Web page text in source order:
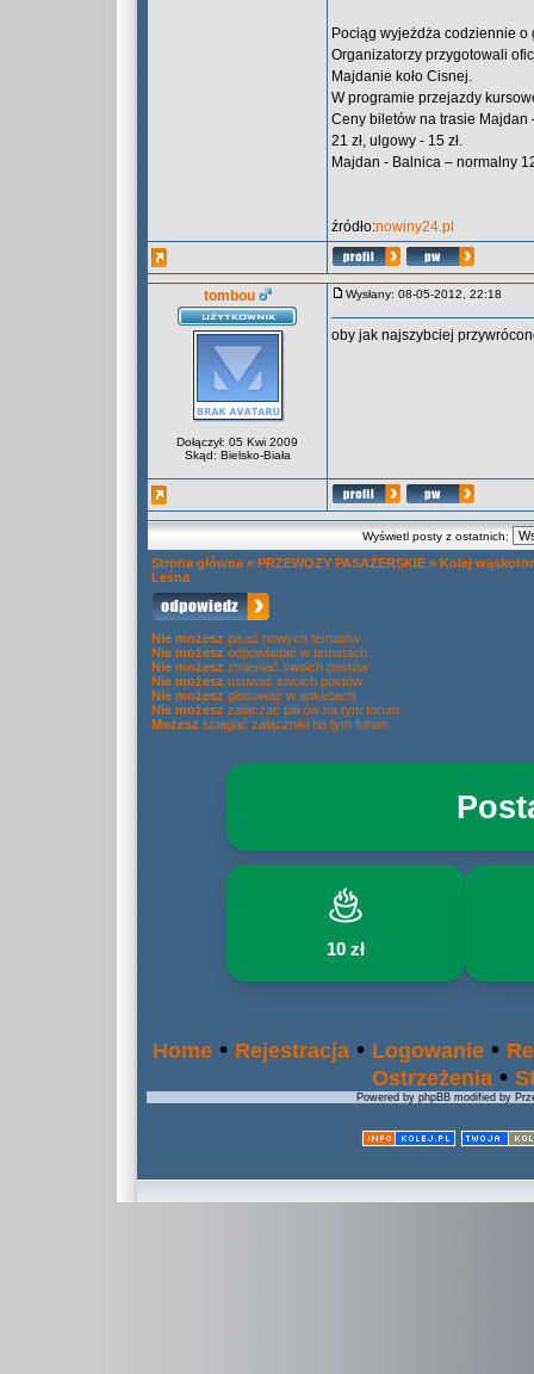
Pociąg wyjeżdża codziennie o
Organizatorzy przygotowali
Majdanie koło Cisnej.
W programie przejazdy
Ceny biletów na trasie Majdan
21 zł, ulgowy - 15 zł.
Majdan - Balnica – normalny
źródło:nowiny24.pl
tombou
Dołączył: 05 Kwi 2009
Skąd: Bielsko-Biała
Wysłany: 08-05-2012, 22:18
oby jak najszybciej
Wyświetl posty z ostatnich:
Strona główna » PRZEWOZY PASAŻERSKIE » Kolej
Leśna
Nie możesz pisać nowych tematów
Nie możesz odpowiadać w tematach
Nie możesz zmieniać swoich postów
Nie możesz usuwać swoich postów
Nie możesz głosować w ankietach
Nie możesz załączać plików na tym forum
Możesz ściągać załączniki na tym forum
10 zł
Home • Rejestracja • Logowanie •
Ostrzeżenia •
Powered by phpBB modified by